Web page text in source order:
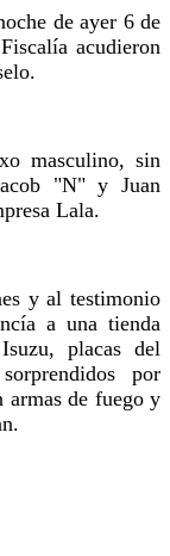
de ayer 6 de
acudieron
masculino, sin
"N" y Juan
Lala.
y al testimonio
a una tienda
placas del
por
armas de fuego y